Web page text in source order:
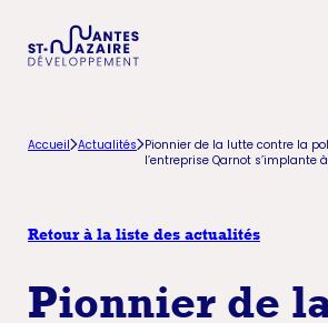
contenu
Accueil Actualités Pionnier de la lutte contre la
l’entreprise Qarnot s’implante
Retour à la liste des actualités
Pionnier de